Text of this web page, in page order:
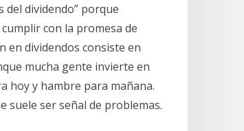
del dividendo” porque
con la promesa de
en dividendos consiste en
mucha gente invierte en
hoy y hambre para mañana.
suele ser señal de problemas.